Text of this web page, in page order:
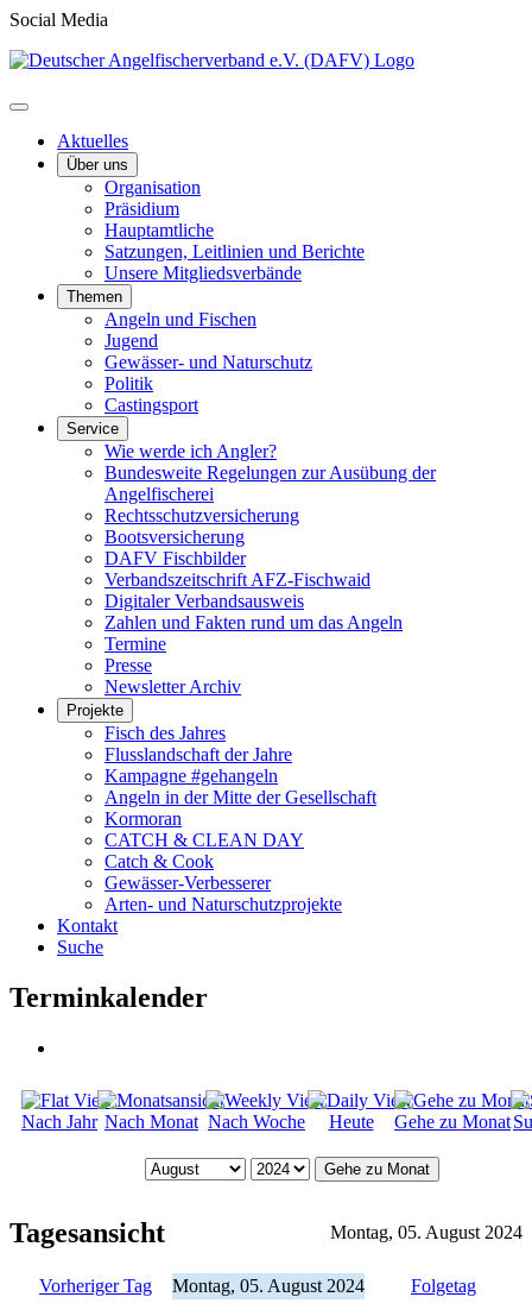
Social Media
Aktuelles
Über uns
Organisation
Präsidium
Hauptamtliche
Satzungen, Leitlinien und Berichte
Unsere Mitgliedsverbände
Themen
Angeln und Fischen
Jugend
Gewässer- und Naturschutz
Politik
Castingsport
Service
Wie werde ich Angler?
Bundesweite Regelungen zur Ausübung der
Angelfischerei
Rechtsschutzversicherung
Bootsversicherung
DAFV Fischbilder
Verbandszeitschrift AFZ-Fischwaid
Digitaler Verbandsausweis
Zahlen und Fakten rund um das Angeln
Termine
Presse
Newsletter Archiv
Projekte
Fisch des Jahres
Flusslandschaft der Jahre
Kampagne #gehangeln
Angeln in der Mitte der Gesellschaft
Kormoran
CATCH & CLEAN DAY
Catch & Cook
Gewässer-Verbesserer
Arten- und Naturschutzprojekte
Kontakt
Suche
Terminkalender
Nach Jahr Nach Monat Nach Woche Heute Gehe zu Monat
Gehe zu Monat
Tagesansicht Montag, 05. August 2024
Vorheriger Tag Montag, 05. August 2024 Folgetag